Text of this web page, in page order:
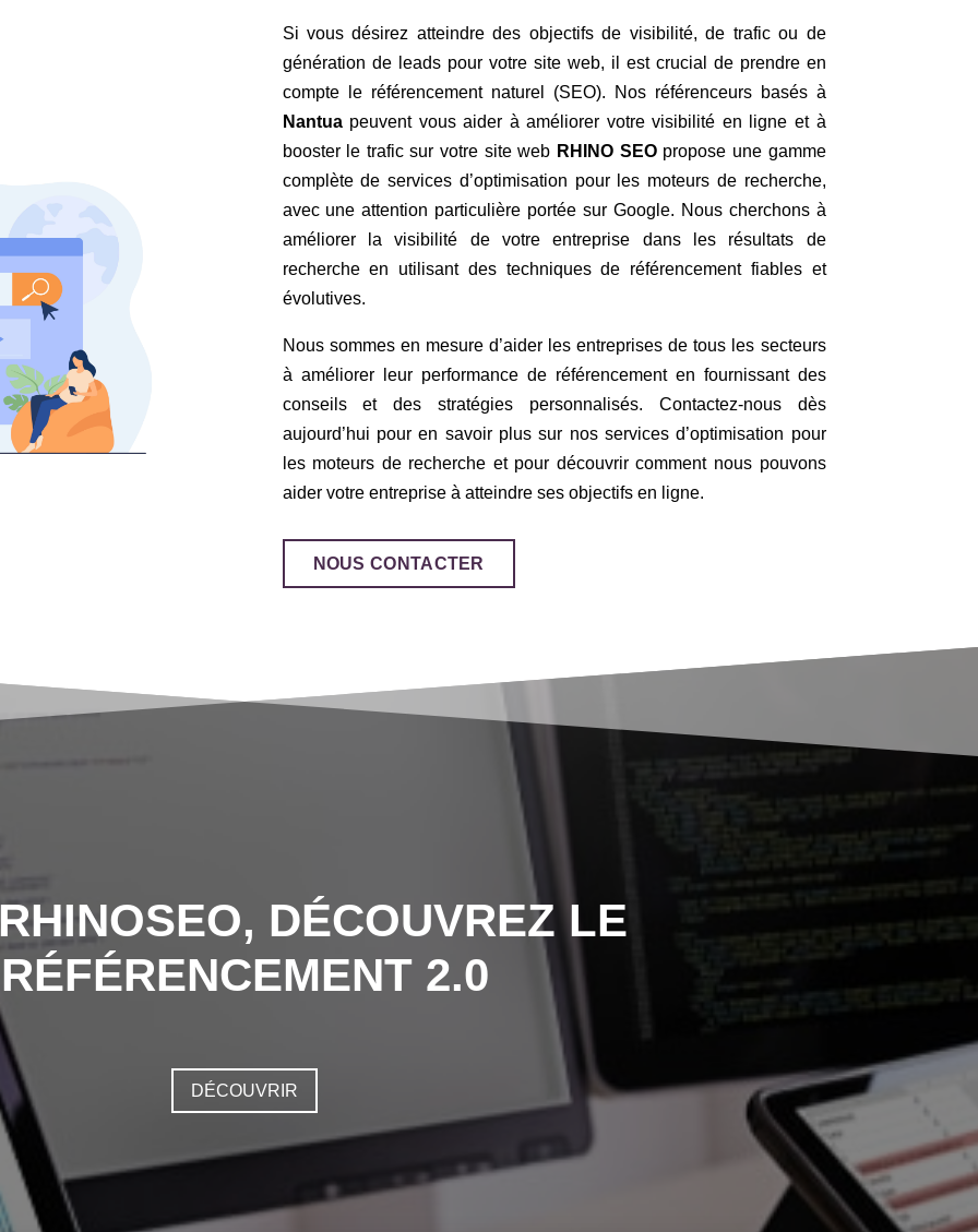
Si vous désirez atteindre des objectifs de visibilité, de trafic ou de
génération de leads pour votre site web, il est crucial de prendre en
compte le référencement naturel (SEO). Nos référenceurs basés à
Nantuapeuvent vous aider à améliorer votre visibilité en ligne et à
booster le trafic sur votre site web RHINO SEOpropose une gamme
complète de services d’optimisation pour les moteurs de recherche,
avec une attention particulière portée sur Google. Nous cherchons à
améliorer la visibilité de votre entreprise dans les résultats de
recherche en utilisant des techniques de référencement fiables et
évolutives.
Nous sommes en mesure d’aider les entreprises de tous les secteurs
à améliorer leur performance de référencement en fournissant des
conseils et des stratégies personnalisés. Contactez-nous dès
aujourd’hui pour en savoir plus sur nos services d’optimisation pour
les moteurs de recherche et pour découvrir comment nous pouvons
aider votre entreprise à atteindre ses objectifs en ligne.
NOUS CONTACTER
DÉCOUVREZ LE
RÉFÉRENCEMENT 2.0
DÉCOUVRIR